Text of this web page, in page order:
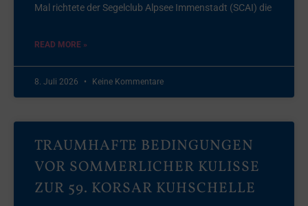
Mal richtete der Segelclub Alpsee Immenstadt (SCAI) die
READ MORE »
8. Juli 2026 Keine Kommentare
TRAUMHAFTE BEDINGUNGEN
VOR SOMMERLICHER KULISSE
ZUR 59. KORSAR KUHSCHELLE